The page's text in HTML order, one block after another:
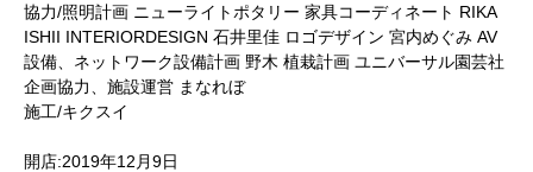
協力/照明計画 ニューライトポタリー 家具コーディネート RIKA
ISHII INTERIORDESIGN 石井里佳 ロゴデザイン 宮内めぐみ AV
設備、ネットワーク設備計画 野木 植栽計画 ユニバーサル園芸社
企画協力、施設運営 まなれぼ
施工/キクスイ
開店:2019年12月9日